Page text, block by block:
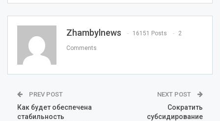
Zhambylnews 16151 Posts 2
Comments
PREV POST
Как будет обеспечена
стабильность
NEXT POST
Сократить
субсидирование